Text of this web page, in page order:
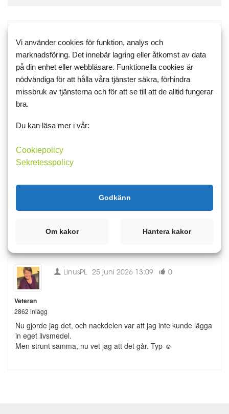
Veteran
8278 inlägg
Om du lägger in din gröt som ett recept fungerar det att välja
olika storlekar på portionen
LinusPL
Tack - då ska jag genast testa detta! 👌
Veteran
2862 inlägg
LinusPL 25 juni 2026 13:09 0
Nu gjorde jag det, och nackdelen var att jag inte kunde lägga
in eget livsmedel.
Men strunt samma, nu vet jag att det går. Typ ☺️
Vi använder cookies för funktion, analys och
marknadsföring. Det innebär lagring eller åtkomst av data
på din enhet eller webbläsare. Funktionella cookies är
nödvändiga för att hålla våra tjänster säkra, förhindra
missbruk av tjänsterna och för att se till att de alltid fungerar
bra.
Du kan läsa mer i vår:
Cookiepolicy
Sekretesspolicy
Godkänn
Om kakor Hantera kakor